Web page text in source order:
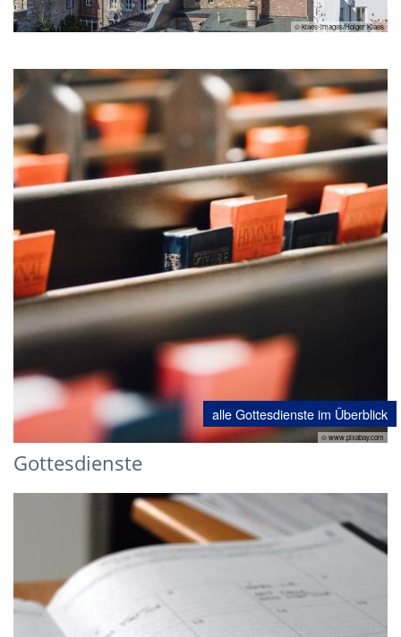
© klaes-images/Holger Klaes
alle Gottesdienste im Überblick
© www.pixabay.com
Gottesdienste